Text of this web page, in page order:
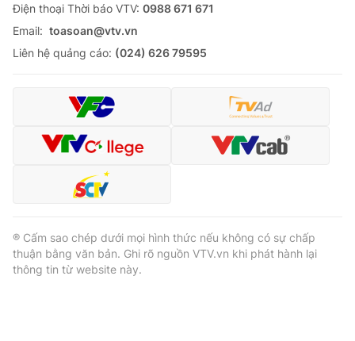
Ðiện thoại Thời báo VTV: 0988 671 671
Email: toasoan@vtv.vn
Liên hệ quảng cáo: (024) 626 79595
® Cấm sao chép dưới mọi hình thức nếu không có sự chấp
thuận bằng văn bản. Ghi rõ nguồn VTV.vn khi phát hành lại
thông tin từ website này.